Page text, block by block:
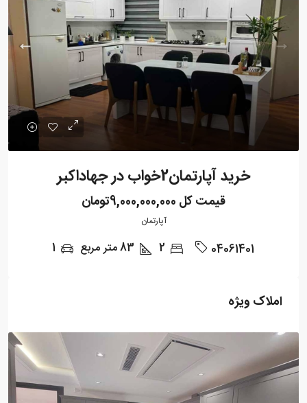
خرید آپارتمان2خواب در جهاداکبر
قیمت کل
آپارتمان
04061401
2
83متر مربع 1
املاک ویژه